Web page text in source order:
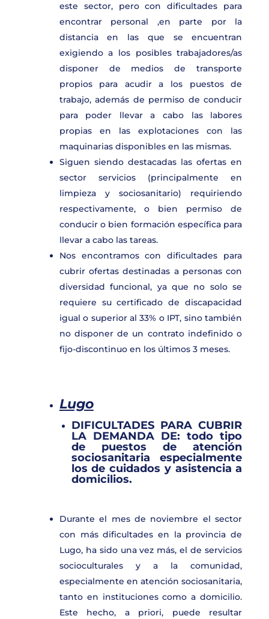
este sector, pero con dificultades para
encontrar personal ,en parte por la
distancia en las que se encuentran
exigiendo a los posibles trabajadores/as
disponer de medios de transporte
propios para acudir a los puestos de
trabajo, además de permiso de conducir
para poder llevar a cabo las labores
propias en las explotaciones con las
maquinarias disponibles en las mismas.
Siguen siendo destacadas las ofertas en
sector servicios (principalmente en
limpieza y sociosanitario) requiriendo
respectivamente, o bien permiso de
conducir o bien formación específica para
llevar a cabo las tareas.
Nos encontramos con dificultades para
cubrir ofertas destinadas a personas con
diversidad funcional, ya que no solo se
requiere su certificado de discapacidad
igual o superior al 33% o IPT, sino también
no disponer de un contrato indefinido o
fijo-discontinuo en los últimos 3 meses.
Lugo
DIFICULTADES PARA CUBRIR
LA DEMANDA DE:todo tipo
de puestos de atención
sociosanitaria especialmente
los de cuidados y asistencia a
domicilios.
Durante el mes de noviembre el sector
con más dificultades en la provincia de
Lugo, ha sido una vez más, el de servicios
socioculturales y a la comunidad,
especialmente en atención sociosanitaria,
tanto en instituciones como a domicilio.
Este hecho, a priori, puede resultar